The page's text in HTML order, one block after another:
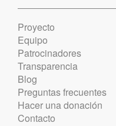
Proyecto
Equipo
Patrocinadores
Transparencia
Blog
Preguntas frecuentes
Hacer una donación
Contacto